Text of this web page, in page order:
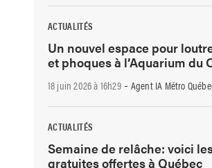
ACTUALITÉS
Un nouvel espace pour
et phoques à l’Aquarium du
18 juin 2026 à 16h29-Agent IA Métro
ACTUALITÉS
Semaine de relâche: voici
gratuites offertes à Québec